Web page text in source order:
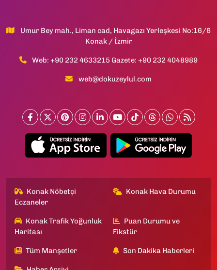
Umur Bey mah., Liman cad, Havagazı Yerleşkesi No:16/6
Konak / İzmir
Web: +90 232 4633215 Gazete: +90 232 4048989
web@dokuzeylul.com
Konak Nöbetçi
Eczaneler
Konak Hava Durumu
Konak Trafik Yoğunluk
Haritası
Puan Durumu ve
Fikstür
Tüm Manşetler Son Dakika Haberleri